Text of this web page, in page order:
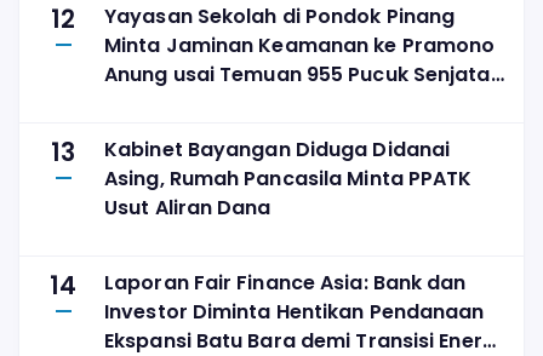
12
Yayasan Sekolah di Pondok Pinang
Minta Jaminan Keamanan ke Pramono
Anung usai Temuan 955 Pucuk Senjata
13
Kabinet Bayangan Diduga Didanai
Asing, Rumah Pancasila Minta PPATK
Usut Aliran Dana
14
Laporan Fair Finance Asia: Bank dan
Investor Diminta Hentikan Pendanaan
Ekspansi Batu Bara demi Transisi Energi